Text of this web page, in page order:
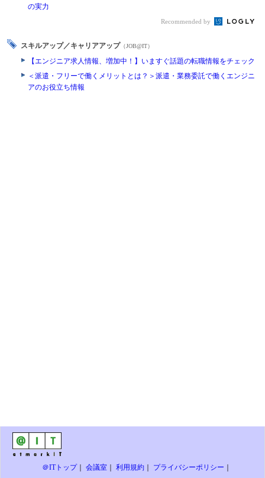
の実力
Recommended by
スキルアップ／キャリアアップ （JOB@IT）
【エンジニア求人情報、増加中！】いますぐ話題の転職情報をチェック
＜派遣・フリーで働くメリットとは？＞派遣・業務委託で働くエンジニ
アのお役立ち情報
＠ITトップ｜ 会議室 利用規約 プライバシーポリシー